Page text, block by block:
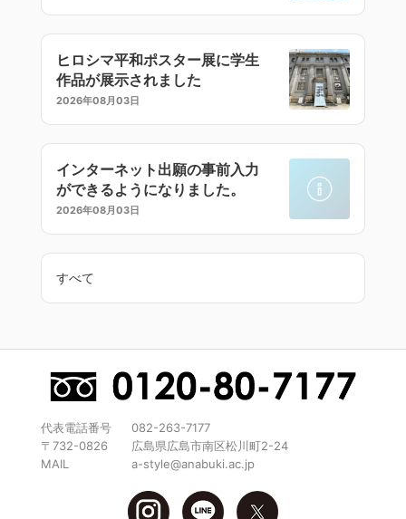
られるスキルとは
建築の専門知識と図面読解力
建築施工管理技士としての基本は、建物の構造や材料、
ヒロシマ平和ポスター展に学生
作品が展示されました
2026年08月03日
インターネット出願の事前入力
ができるようになりました。
2026年08月03日
すべて
代表電話番号
082-263-7177
〒732-0826
広島県広島市南区松川町2-24
MAIL
a-style@anabuki.ac.jp